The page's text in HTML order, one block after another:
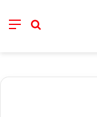
خانة